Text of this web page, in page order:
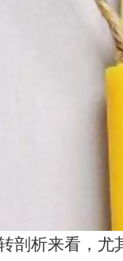
剖析来看，